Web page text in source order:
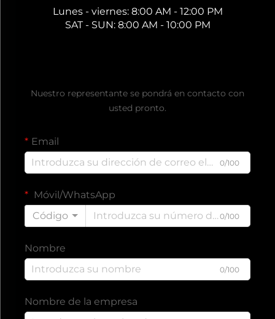
Lunes - viernes: 8:00 AM - 12:00 PM
SAT - SUN: 8:00 AM - 10:00 PM
Nuestro representante se pondrá en contacto con
usted pronto.
Email
0/100
Móvil/WhatsApp
Código
0/100
Nombre
0/100
Nombre de la empresa